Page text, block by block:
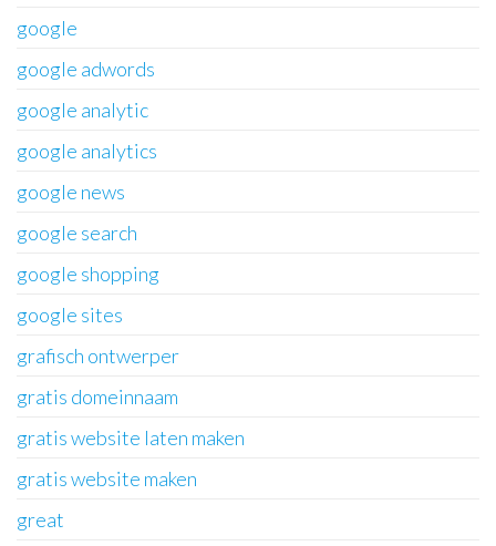
google
google adwords
google analytic
google analytics
google news
google search
google shopping
google sites
grafisch ontwerper
gratis domeinnaam
gratis website laten maken
gratis website maken
great